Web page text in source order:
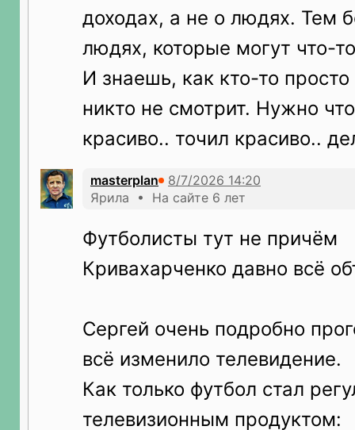
доходах, а не о людях. Тем
людях, которые могут что-
И знаешь, как кто-то
никто не смотрит. Нужно
красиво.. точил красиво..
masterplan
Ярила • На сайте 6 лет
Футболисты тут не причём
Кривахарченко давно всё
Сергей очень подробно
всё изменило телевидение.
Как только футбол стал
телевизионным продуктом: